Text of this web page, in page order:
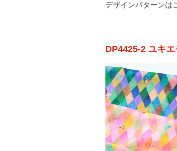
デザインパターンは
DP4425-2 ユキ